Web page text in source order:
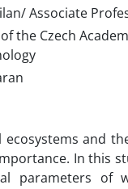
Associate
the Czech
ecosystems and
In this
parameters of